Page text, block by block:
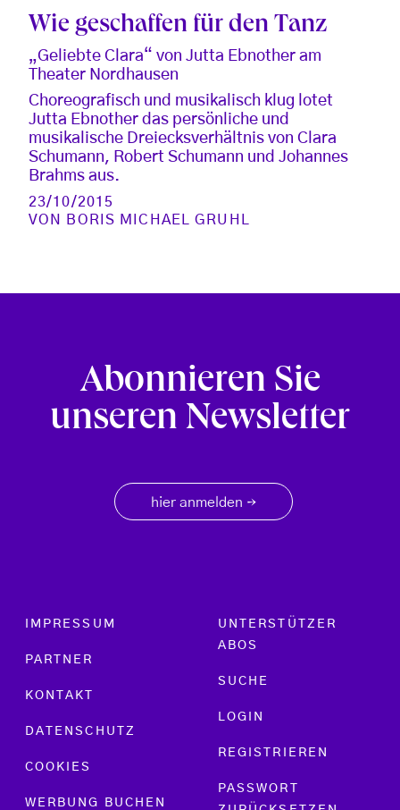
Wie geschaffen für den Tanz
„Geliebte Clara“ von Jutta Ebnother am
Theater Nordhausen
Choreografisch und musikalisch klug lotet
Jutta Ebnother das persönliche und
musikalische Dreiecksverhältnis von Clara
Schumann, Robert Schumann und Johannes
Brahms aus.
23/10/2015
VON
BORIS MICHAEL GRUHL
Abonnieren Sie
unseren Newsletter
hier anmelden →
Footer menu
IMPRESSUM
PARTNER
KONTAKT
DATENSCHUTZ
COOKIES
WERBUNG BUCHEN
UNTERSTÜTZER
ABOS
SUCHE
LOGIN
REGISTRIEREN
PASSWORT